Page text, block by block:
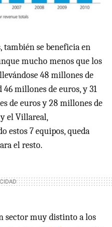
también se beneficia en
mucho menos que los
48 millones de
millones de euros, y 31
de euros y 28 millones de
el Villareal,
estos 7 equipos, queda
el resto.
sector muy distinto a los